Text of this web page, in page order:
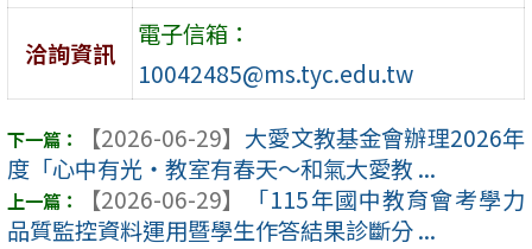
洽詢資訊
電子信箱：
10042485@ms.tyc.edu.tw
【2026-06-29】 大愛文教基金會辦理2026年
度「心中有光・教室有春天～和氣大愛教 ...
【2026-06-29】
「115年國中教育會考學力
品質監控資料運用暨學生作答結果診斷分 ...